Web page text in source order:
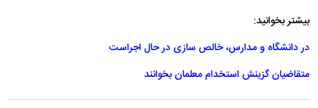
بیشتر بخوانید:
در دانشگاه و مدارس، خالص سازی در حال اجراست
متقاضیان گزینش استخدام معلمان بخوانند